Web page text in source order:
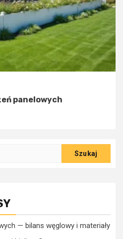
panelowych
— bilans węglowy i materiały